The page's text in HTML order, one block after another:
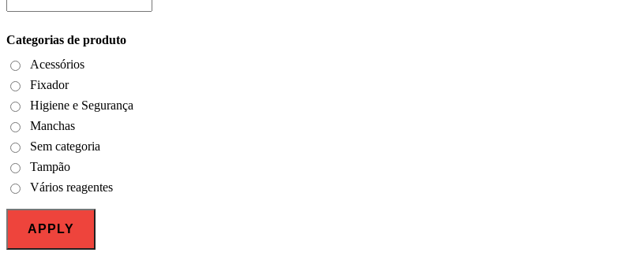
Categorias de produto
Acessórios
Fixador
Higiene e Segurança
Manchas
Sem categoria
Tampão
Vários reagentes
APPLY